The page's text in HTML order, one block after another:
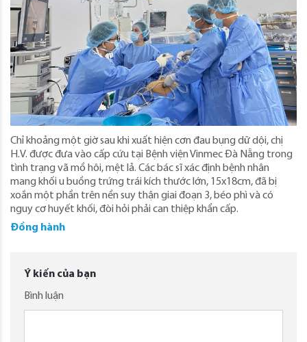
Chỉ khoảng một giờ sau khi xuất hiện cơn đau bụng dữ dội, chị
H.V. được đưa vào cấp cứu tại Bệnh viện Vinmec Đà Nẵng trong
tình trạng vã mồ hôi, mệt lả. Các bác sĩ xác định bệnh nhân
mang khối u buồng trứng trái kích thước lớn, 15x18cm, đã bị
xoắn một phần trên nền suy thận giai đoạn 3, béo phì và có
nguy cơ huyết khối, đòi hỏi phải can thiệp khẩn cấp.
Đồng hành
Ý kiến của bạn
Bình luận